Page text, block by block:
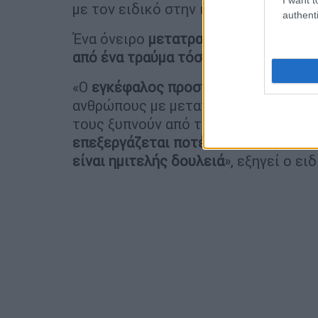
με τον ειδικό στην ιατρική ύπνου.
Ένα όνειρο μετατραυματικής
από ένα τραύμα τόσο σοβαρό που
«Ο εγκέφαλος προσπαθεί να
ανθρώπους με μετατραυματικό
τους ξυπνούν από τον ύπνο. Και
επεξεργάζεται ποτέ
είναι ημιτελής δουλειά», εξηγεί ο